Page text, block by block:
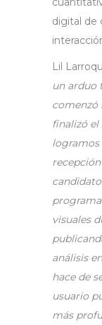
digital de
Lil
un arduo
comenzó
finalizó el
logramos
visuales
análisis
hace de
usuario
más